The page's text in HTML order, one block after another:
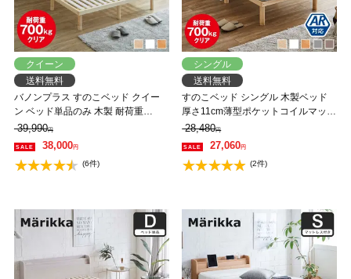
クイーン
送料無料
バノンプラス すのこベッド クイー
ン ベッド単品のみ 木製 耐荷重
350kg 組立簡単 棚付き コンセント
高さ4段階 【大型家具配送】
39,990円
38,000円
(6件)
シングル
送料無料
すのこベッド シングル 木製ベッド
厚さ11cm薄型ポケットコイルマット
レス付き ポケットコイルマットレス
かため 組立簡単 ヘッドレス 一人暮
らし 北欧 低ホルムアルデヒド バノ
ン【AR】
28,480円
27,060円
(2件)